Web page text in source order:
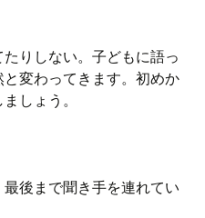
りしない。子どもに語っ
変わってきます。初めか
しょう。
最後まで聞き手を連れてい